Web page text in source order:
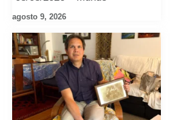
agosto 9, 2026